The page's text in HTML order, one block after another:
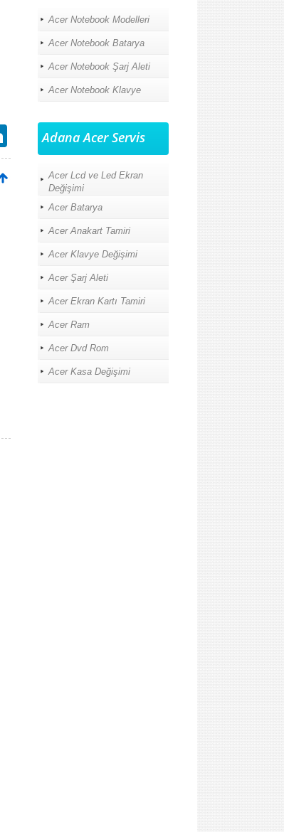
Acer Notebook Modelleri
Acer Notebook Batarya
Acer Notebook Şarj Aleti
Acer Notebook Klavye
Adana Acer Servis
Acer Lcd ve Led Ekran
Değişimi
Acer Batarya
Acer Anakart Tamiri
Acer Klavye Değişimi
Acer Şarj Aleti
Acer Ekran Kartı Tamiri
Acer Ram
Acer Dvd Rom
Acer Kasa Değişimi